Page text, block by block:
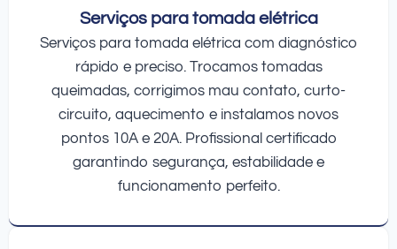
Serviços para tomada elétrica
Serviços para tomada elétrica com diagnóstico
rápido e preciso. Trocamos tomadas
queimadas, corrigimos mau contato, curto-
circuito, aquecimento e instalamos novos
pontos 10A e 20A. Profissional certificado
garantindo segurança, estabilidade e
funcionamento perfeito.